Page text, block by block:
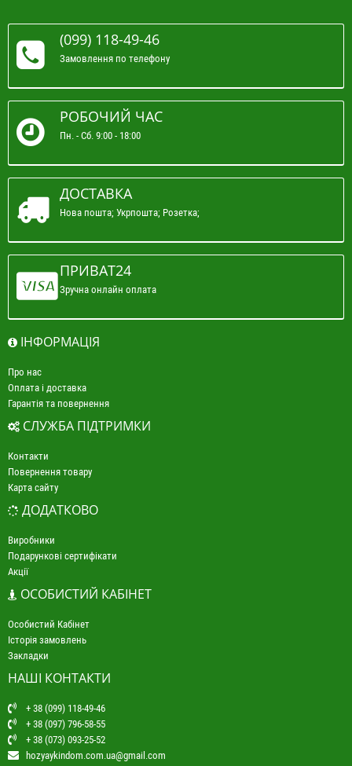
(099) 118-49-46
Замовлення по телефону
РОБОЧИЙ ЧАС
Пн. - Сб. 9:00 - 18:00
ДОСТАВКА
Нова пошта; Укрпошта; Розетка;
ПРИВАТ24
Зручна онлайн оплата
ІНФОРМАЦІЯ
Про нас
Оплата і доставка
Гарантія та повернення
СЛУЖБА ПІДТРИМКИ
Контакти
Повернення товару
Карта сайту
ДОДАТКОВО
Виробники
Подарункові сертифікати
Акції
ОСОБИСТИЙ КАБІНЕТ
Особистий Кабінет
Історія замовлень
Закладки
НАШІ КОНТАКТИ
+ 38 (099) 118-49-46
+ 38 (097) 796-58-55
+ 38 (073) 093-25-52
hozyaykindom.com.ua@gmail.com